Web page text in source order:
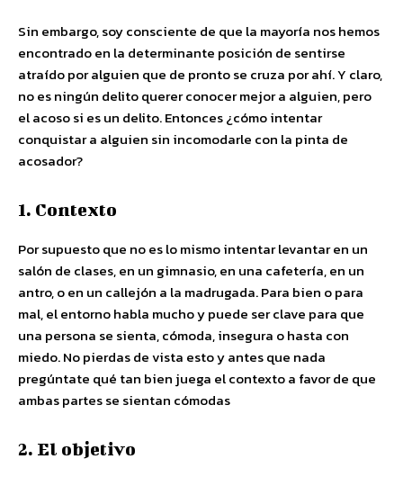
Sin embargo, soy consciente de que la mayoría nos hemos
encontrado en la determinante posición de sentirse
atraído por alguien que de pronto se cruza por ahí. Y claro,
no es ningún delito querer conocer mejor a alguien, pero
el acoso si es un delito. Entonces ¿cómo intentar
conquistar a alguien sin incomodarle con la pinta de
acosador?
1. Contexto
Por supuesto que no es lo mismo intentar levantar en un
salón de clases, en un gimnasio, en una cafetería, en un
antro, o en un callejón a la madrugada. Para bien o para
mal, el entorno habla mucho y puede ser clave para que
una persona se sienta, cómoda, insegura o hasta con
miedo. No pierdas de vista esto y antes que nada
pregúntate qué tan bien juega el contexto a favor de que
ambas partes se sientan cómodas
2. El objetivo